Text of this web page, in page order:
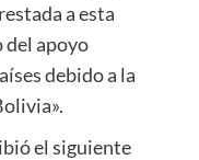
a esta
del apoyo
debido a la
el siguiente